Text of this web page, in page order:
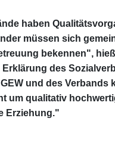
haben
müssen sich
bekennen",
des
und des
um qualitativ
Erziehung."